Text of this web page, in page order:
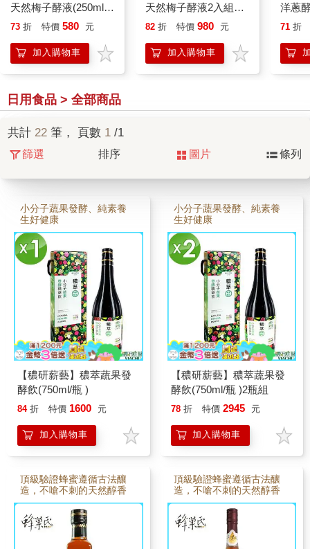
天然梅子酵液(250ml/
瓶)
73 折 特價 580 元
加入購物車
天然梅子酵液2入組
(250ml/瓶)
82 折 特價 980 元
加入購物車
洋蔥
瓶）
71 折
日用食品 > 全部商品
共計 22 筆， 頁數 1 /1
篩選 排序 圖片 條列
小分子蔬果發酵、純素養
生好健康
【穠研薪藝】穠萃蔬果發
酵飲(750ml/瓶 )
84 折 特價 1600 元
加入購物車
小分子蔬果發酵、純素養
生好健康
【穠研薪藝】穠萃蔬果發
酵飲(750ml/瓶 )2瓶組
78 折 特價 2945 元
加入購物車
頂級驗證蜂蜜遵循古法釀
造，不嗆不刺的天然醇香
頂級驗證蜂蜜遵循古法釀
造，不嗆不刺的天然醇香